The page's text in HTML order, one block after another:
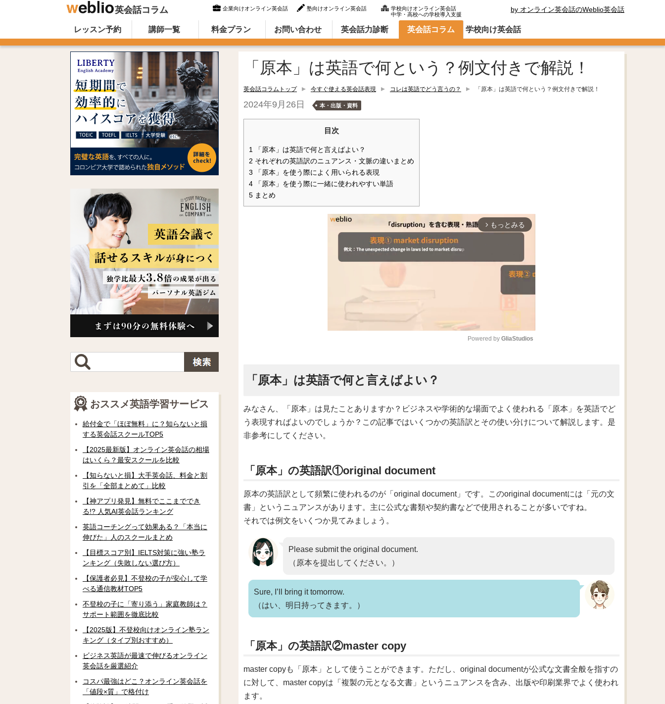
英会話コラム 企業向けオンライン英会話 塾向けオンライン英会話
学校向けオンライン英会話
中学・高校への学校導入支援
by オンライン英会話のWeblio英会話
オンライン英会話のWeblio英会話コラム（英語での言い方・英語表現）
Skip to content
レッスン予約 講師一覧 料金プラン お問い合わせ 英会話力診断 英会話コラム 学校向け英会話
「原本」は英語で何という？例文付きで解説！
英会話コラムトップ 今すぐ使える英会話表現 コレは英語でどう言うの？ 「原本」は英語で何という？例文付きで解説！
2024年9月26日 本・出版・資料
目次
1 「原本」は英語で何と言えばよい？
2 それぞれの英語訳のニュアンス・文脈の違いまとめ
3 「原本」を使う際によく用いられる表現
4 「原本」を使う際に一緒に使われやすい単語
5 まとめ
arrow_forward_ios もっとみる
e
Powered by GliaStudios
「原本」は英語で何と言えばよい？
みなさん、「原本」は見たことありますか？ビジネスや学術的な場面でよく使われる「原本」を英語でど
う表現すればよいのでしょうか？この記事ではいくつかの英語訳とその使い分けについて解説します。是
非参考にしてください。
「原本」の英語訳①original document
原本の英語訳として頻繁に使われるのが「original document」です。このoriginal documentには「元の文
書」というニュアンスがあります。主に公式な書類や契約書などで使用されることが多いですね。
それでは例文をいくつか見てみましょう。
Please submit the original document.
（原本を提出してください。）
Sure, I’ll bring it tomorrow.
（はい、明日持ってきます。）
「原本」の英語訳②master copy
master copyも「原本」として使うことができます。ただし、original documentが公式な文書全般を指すの
に対して、master copyは「複製の元となる文書」というニュアンスを含み、出版や印刷業界でよく使われ
ます。
おススメ英語学習サービス
給付金で「ほぼ無料」に？知らないと損
する英会話スクールTOP5
【2025最新版】オンライン英会話の相場
はいくら？最安スクールを比較
【知らないと損】大手英会話、料金と割
引を「全部まとめて」比較
【神アプリ発見】無料でここまででき
る!? 人気AI英会話ランキング
英語コーチングって効果ある？「本当に
伸びた」人のスクールまとめ
【目標スコア別】IELTS対策に強い塾ラ
ンキング（失敗しない選び方）
【保護者必見】不登校の子が安心して学
べる通信教材TOP5
不登校の子に「寄り添う」家庭教師は？
サポート範囲を徹底比較
【2025版】不登校向けオンライン塾ラン
キング（タイプ別おすすめ）
ビジネス英語が最速で伸びるオンライン
英会話を厳選紹介
コスパ最強はどこ？オンライン英会話を
「値段×質」で格付け